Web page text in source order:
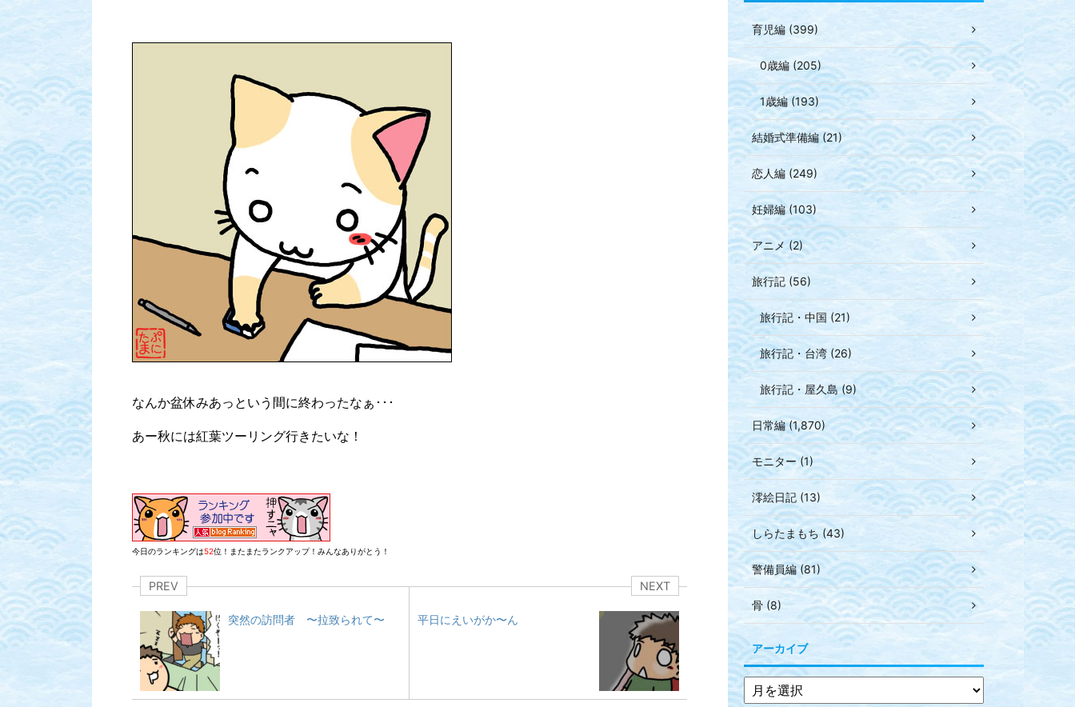
なんか盆休みあっという間に終わったなぁ･･･
あー秋には紅葉ツーリング行きたいな！
今日のランキングは52位！またまたランクアップ！みんなありがとう！
PREV
突然の訪問者 〜拉致られて〜
NEXT
平日にえいがか〜ん
育児編 (399)
0歳編 (205)
1歳編 (193)
結婚式準備編 (21)
恋人編 (249)
妊婦編 (103)
アニメ (2)
旅行記 (56)
旅行記・中国 (21)
旅行記・台湾 (26)
旅行記・屋久島 (9)
日常編 (1,870)
モニター (1)
澪絵日記 (13)
しらたまもち (43)
警備員編 (81)
骨 (8)
アーカイブ